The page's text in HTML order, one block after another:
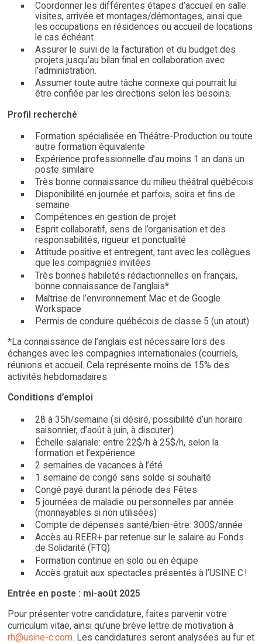
Coordonner les différentes étapes d’accueil en salle:
visites, arrivée et montages/démontages, ainsi que
les occupations en résidences ou accueil de locations
le cas échéant.
Assurer le suivi de la facturation et du budget des
projets jusqu’au bilan final en collaboration avec
l’administration.
Assumer toute autre tâche connexe qui pourrait lui
être confiée par les directions selon les besoins.
Profil recherché
Formation spécialisée en Théâtre-Production ou toute
autre formation équivalente
Expérience professionnelle d’au moins 1 an dans un
poste similaire
Très bonne connaissance du milieu théâtral québécois
Disponibilité en journée et parfois, soirs et fins de
semaine
Compétences en gestion de projet
Esprit collaboratif, sens de l’organisation et des
responsabilités, rigueur et ponctualité
Attitude positive et entregent, tant avec les collègues
que les compagnies invitées
Très bonnes habiletés rédactionnelles en français,
bonne connaissance de l’anglais*
Maîtrise de l’environnement Mac et de Google
Workspace
Permis de conduire québécois de classe 5 (un atout)
*La connaissance de l’anglais est nécessaire lors des
échanges avec les compagnies internationales (courriels,
réunions et accueil. Cela représente moins de 15% des
activités hebdomadaires.
Conditions d’emploi
28 à 35h/semaine (si désiré, possibilité d’un horaire
saisonnier, d’août à juin, à discuter)
Échelle salariale: entre 22$/h à 25$/h, selon la
formation et l’expérience
2 semaines de vacances à l’été
1 semaine de congé sans solde si souhaité
Congé payé durant la période des Fêtes
5 journées de maladie ou personnelles par année
(monnayables si non utilisées)
Compte de dépenses santé/bien-être: 300$/année
Accès au REER+ par retenue sur le salaire au Fonds
de Solidarité (FTQ)
Formation continue en solo ou en équipe
Accès gratuit aux spectacles présentés à l’USINE C !
Entrée en poste : mi-août 2025
Pour présenter votre candidature, faites parvenir votre
curriculum vitae, ainsi qu’une brève lettre de motivation à
rh@usine-c.com. Les candidatures seront analysées au fur et